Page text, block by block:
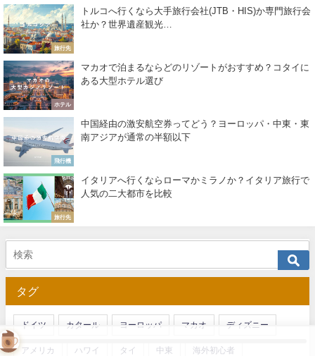
旅行先
トルコへ行くなら大手旅行会社(JTB・HIS)か専門旅行会
社か？世界遺産観光…
ホテル
マカオで泊まるならどのリゾートがおすすめ？コタイに
ある大型ホテル選び
飛行機
中国経由の激安航空券ってどう？ヨーロッパ・中東・東
南アジアが通常の半額以下
旅行先
イタリアへ行くならローマかミラノか？イタリア旅行で
人気の二大都市を比較
タグ
ドイツ カタール ヨーロッパ マカオ ディズニー
アメリカ ハワイ タイ 中東 海外初心者